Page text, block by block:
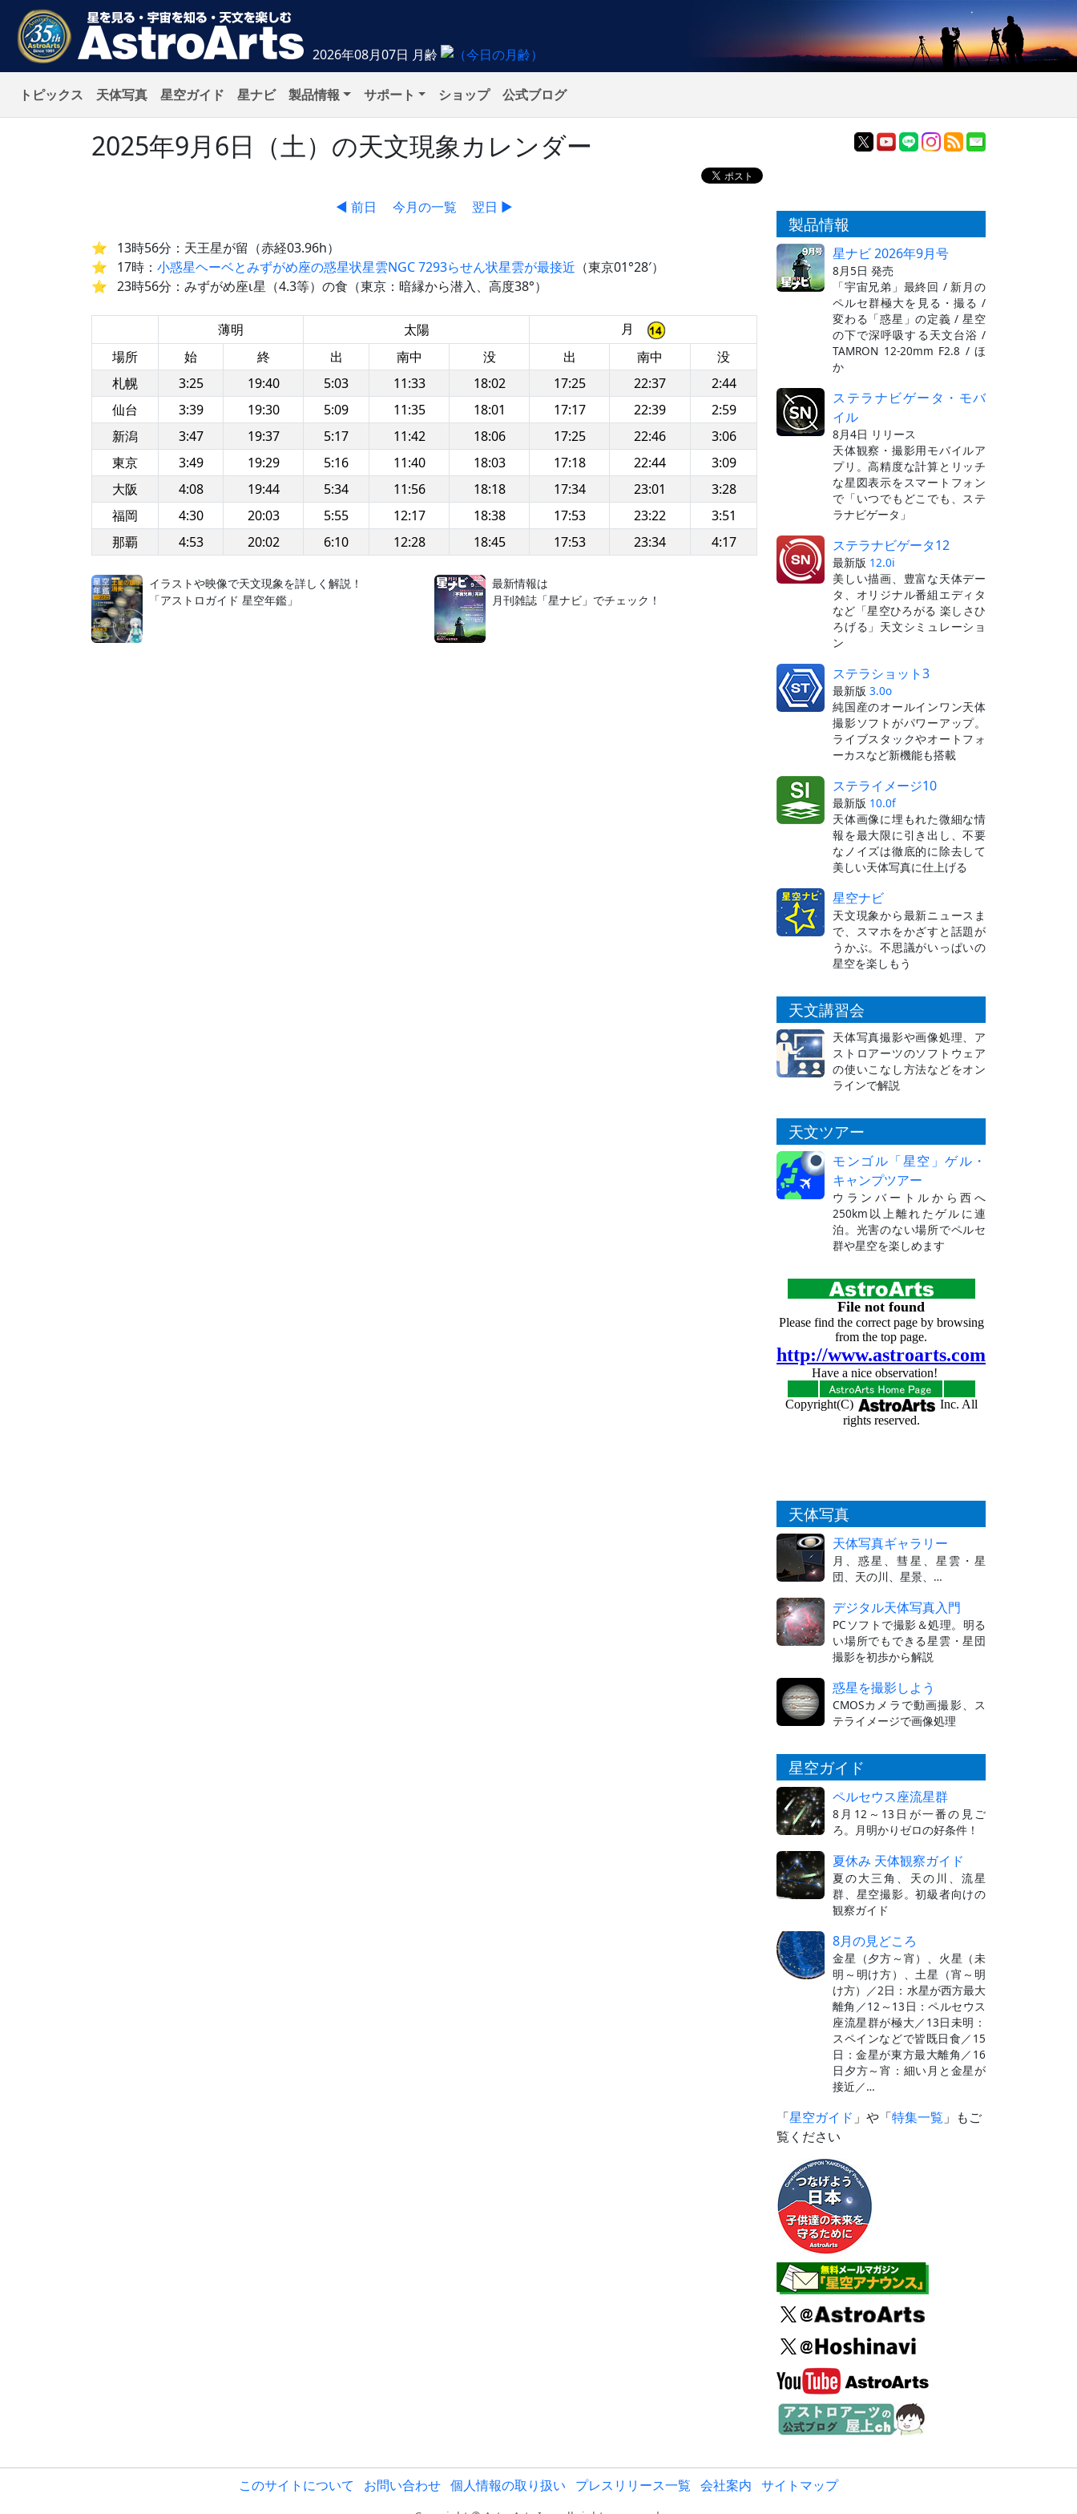
2026年08月07日 月齢
トピックス 天体写真 星空ガイド 星ナビ 製品情報 サポート ショップ 公式ブログ
2025年9月6日（土）の天文現象カレンダー
◀ 前日 今月の一覧 翌日 ▶
13時56分：天王星が留（赤経03.96h）
17時： 小惑星ヘーベとみずがめ座の惑星状星雲NGC 7293らせん状星雲が最接近 （東京01°28′）
23時56分：みずがめ座ι星（4.3等）の食（東京：暗縁から潜入、高度38°）
薄明 太陽
月
場所
始 終 出 南中 没 出 南中
没
札幌
3:25 19:40 5:03 11:33 18:02 17:25 22:37
2:44
仙台
3:39 19:30 5:09 11:35 18:01 17:17 22:39
2:59
新潟
3:47 19:37 5:17 11:42 18:06 17:25 22:46
3:06
東京
3:49 19:29 5:16 11:40 18:03 17:18 22:44
3:09
大阪
4:08 19:44 5:34 11:56 18:18 17:34 23:01
3:28
福岡
4:30 20:03 5:55 12:17 18:38 17:53 23:22
3:51
那覇
4:53 20:02 6:10 12:28 18:45 17:53 23:34 4:17
イラストや映像で天文現象を詳しく解説！
「アストロガイド 星空年鑑」
最新情報は
月刊雑誌「星ナビ」でチェック！
製品情報
星ナビ 2026年9月号
8月5日 発売
「宇宙兄弟」最終回 / 新月の
ペルセ群極大を見る・撮る /
変わる「惑星」の定義 / 星空
の下で深呼吸する天文台浴 /
TAMRON 12-20mm F2.8 / ほ
か
ステラナビゲータ・モバ
イル
8月4日 リリース
天体観察・撮影用モバイルア
プリ。高精度な計算とリッチ
な星図表示をスマートフォン
で「いつでもどこでも、ステ
ラナビゲータ」
ステラナビゲータ12
最新版 12.0i
美しい描画、豊富な天体デー
タ、オリジナル番組エディタ
など「星空ひろがる 楽しさひ
ろげる」天文シミュレーショ
ン
ステラショット3
最新版 3.0o
純国産のオールインワン天体
撮影ソフトがパワーアップ。
ライブスタックやオートフォ
ーカスなど新機能も搭載
ステライメージ10
最新版 10.0f
天体画像に埋もれた微細な情
報を最大限に引き出し、不要
なノイズは徹底的に除去して
美しい天体写真に仕上げる
星空ナビ
天文現象から最新ニュースま
で、スマホをかざすと話題が
うかぶ。不思議がいっぱいの
星空を楽しもう
天文講習会
天体写真撮影や画像処理、ア
ストロアーツのソフトウェア
の使いこなし方法などをオン
ラインで解説
天文ツアー
モンゴル「星空」ゲル・
キャンプツアー
ウランバートルから西へ
250km以上離れたゲルに連
泊。光害のない場所でペルセ
群や星空を楽しめます
天体写真
天体写真ギャラリー
月、惑星、彗星、星雲・星
団、天の川、星景、…
デジタル天体写真入門
PCソフトで撮影＆処理。明る
い場所でもできる星雲・星団
撮影を初歩から解説
惑星を撮影しよう
CMOSカメラで動画撮影、ス
テライメージで画像処理
星空ガイド
ペルセウス座流星群
8月12～13日が一番の見ご
ろ。月明かりゼロの好条件！
夏休み 天体観察ガイド
夏の大三角、天の川、流星
群、星空撮影。初級者向けの
観察ガイド
8月の見どころ
金星（夕方～宵）、火星（未
明～明け方）、土星（宵～明
け方）／2日：水星が西方最大
離角／12～13日：ペルセウス
座流星群が極大／13日未明：
スペインなどで皆既日食／15
日：金星が東方最大離角／16
日夕方～宵：細い月と金星が
接近／…
「星空ガイド 」や「特集一覧 」もご
覧ください
このサイトについて お問い合わせ 個人情報の取り扱い プレスリリース一覧 会社案内 サイトマップ